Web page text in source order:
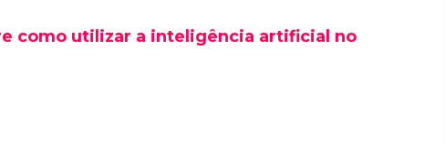
como utilizar a inteligência artificial no